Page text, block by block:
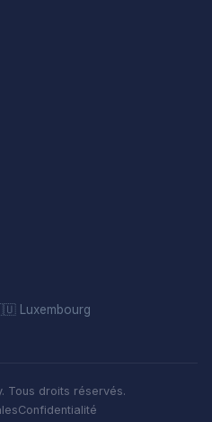
Luxembourg
Tous droits réservés.
Confidentialité